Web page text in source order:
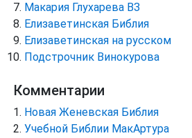
Макария Глухарева ВЗ
Елизаветинская Библия
Елизаветинская на русском
Подстрочник Винокурова
Комментарии
Новая Женевская Библия
Учебной Библии МакАртура